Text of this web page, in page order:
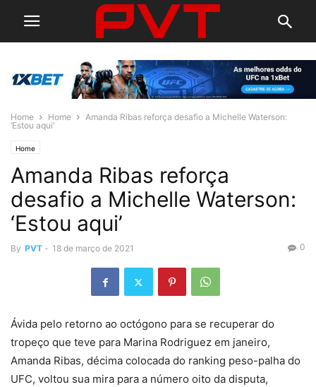
Home Home
Amanda Ribas reforça desafio a Michelle Waterson:
‘Estou aqui’
Home
Amanda Ribas reforça
desafio a Michelle Waterson:
‘Estou aqui’
By PVT - 18 de março de 2021 0
Ávida pelo retorno ao octógono para se recuperar do
tropeço que teve para Marina Rodriguez em janeiro,
Amanda Ribas, décima colocada do ranking peso-palha do
UFC, voltou sua mira para a número oito da disputa,